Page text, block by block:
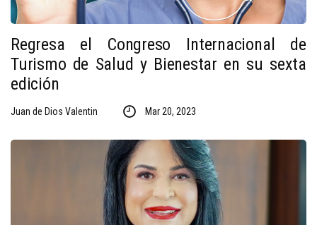
Regresa el Congreso Internacional de
Turismo de Salud y Bienestar en su sexta
edición
Juan de Dios Valentin Mar 20, 2023